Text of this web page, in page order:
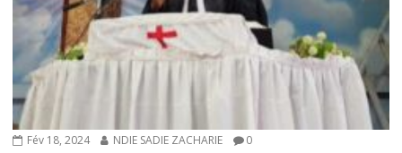
Fév 18, 2024 NDIE SADIE ZACHARIE 0